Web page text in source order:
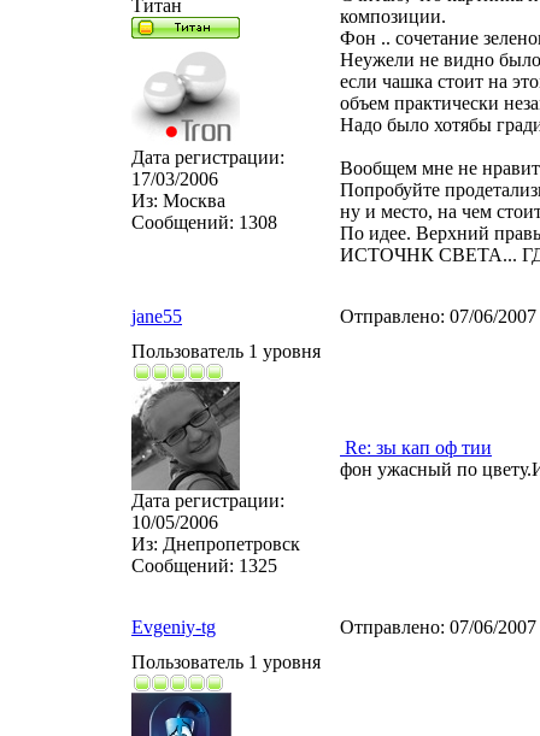
Титан
Дата регистрации:
17/03/2006
Из: Москва
Сообщений: 1308
композиции.
Фон .. сочетание
Неужели не видно
если чашка стоит на
объем практически
Надо было хотябы
Вообщем мне не
Попробуйте
ну и место, на чем
По идее. Верхний
ИСТОЧНК СВЕТА...
jane55 Отправлено: 07/06/
Пользователь 1 уровня
Дата регистрации:
10/05/2006
Из: Днепропетровск
Сообщений: 1325
Re: зы кап оф тии
фон ужасный по
Evgeniy-tg Отправлено: 07/06/
Пользователь 1 уровня